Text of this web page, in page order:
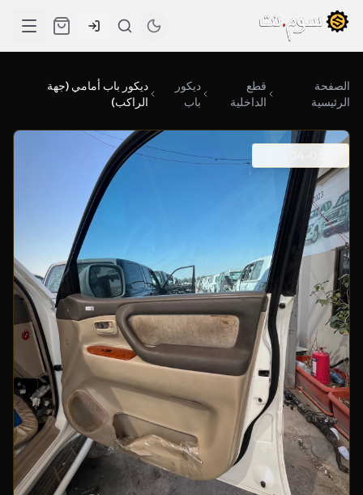
الصفحة
الرئيسية
قطع
الداخلية
ديكور
باب
ديكور باب أمامي (جهة
الراكب)